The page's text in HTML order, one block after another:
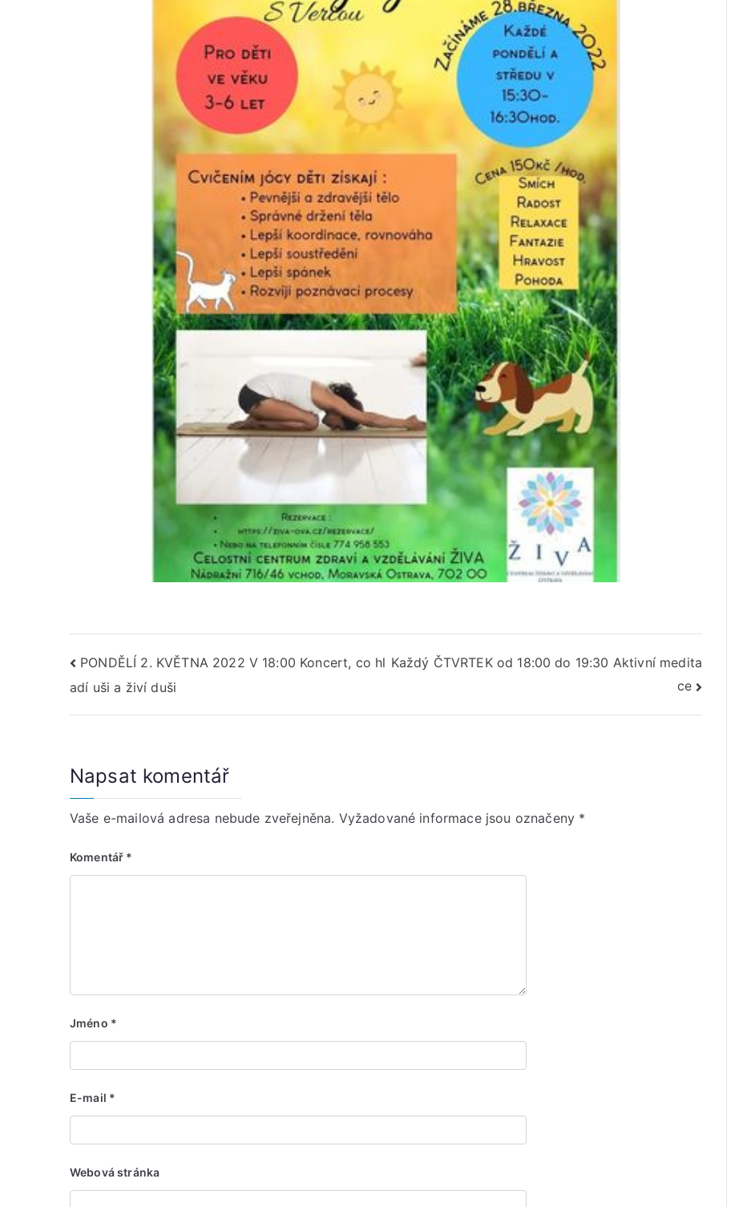
Navigace
pro
PONDĚLÍ 2. KVĚTNA 2022 V 18:00 Koncert, co hl
adí uši a živí duši
Každý ČTVRTEK od 18:00 do 19:30 Aktivní medita
ce
Napsat komentář
Vaše e-mailová adresa nebude zveřejněna. Vyžadované informace jsou označeny *
Komentář *
Jméno *
E-mail *
Webová stránka